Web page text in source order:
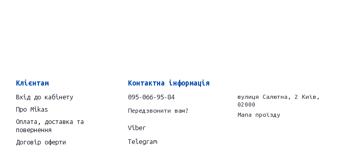
Клієнтам
Вхід до кабінету
Про Mikas
Оплата, доставка та
повернення
Договір оферти
Контактна інформація
095-066-95-84
Передзвонити вам?
Viber
Telegram
вулиця Салютна, 2 Київ,
02000
Мапа проїзду